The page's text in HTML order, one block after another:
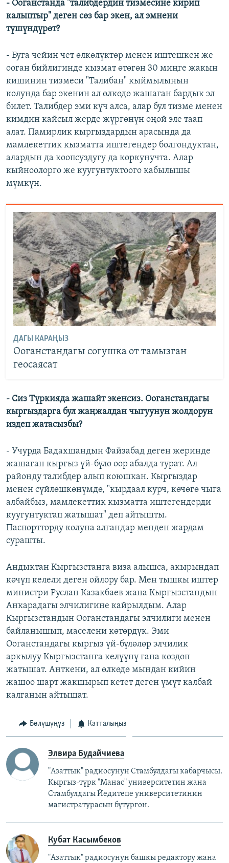
- Ооганстанда "талибдердин тизмесине кирип
калыптыр" деген сөз бар экен, ал эмнени
түшүндүрөт?
- Буга чейин чет өлкөлүктөр менен иштешкен же
ооган бийлигинде кызмат өтөгөн 30 миңге жакын
кишинин тизмеси "Талибан" кыймылынын
колунда бар экенин ал өлкөдө жашаган бардык эл
билет. Талибдер эми күч алса, алар бул тизме менен
кимдин кайсыл жерде жүргөнүн оңой эле таап
алат. Памирлик кыргыздардын арасында да
мамлекеттик кызматта иштегендер болгондуктан,
алардын да коопсуздугу да коркунучта. Алар
кыйноолорго же куугунтуктоого кабылышы
мүмкүн.
ДАГЫ КАРАҢЫЗ
Ооганстандагы согушка от тамызган
геосаясат
- Сиз Түркияда жашайт экенсиз. Ооганстандагы
кыргыздарга бул жаңжалдан чыгуунун жолдорун
издеп жатасызбы?
- Учурда Бадахшандын Файзабад деген жеринде
жашаган кыргыз үй-бүлө оор абалда турат. Ал
районду талибдер алып коюшкан. Кыргыздар
менен сүйлөшкөнүмдө, "кырдаал курч, көчөгө чыга
албайбыз, мамлекеттик кызматта иштегендерди
куугунтуктап жатышат" деп айтышты.
Паспортторду колуна алгандар менден жардам
сурашты.
Андыктан Кыргызстанга виза алышса, акырындап
көчүп келели деген ойлору бар. Мен тышкы иштер
министри Руслан Казакбаев жана Кыргызстандын
Анкарадагы элчилигине кайрылдым. Алар
Кыргызстандын Ооганстандагы элчилиги менен
байланышып, маселени көтөрдүк. Эми
Ооганстандагы кыргыз үй-бүлөлөр элчилик
аркылуу Кыргызстанга келүүнү гана көздөп
жатышат. Анткени, ал өлкөдө мындан кийин
жашоо шарт жакшырып кетет деген үмүт калбай
калганын айтышат.
Бөлүшүңүз Катталыңыз
Элвира Будайчиева
"Азаттык" радиосунун Стамбулдагы кабарчысы.
Кыргыз-түрк "Манас" университетин жана
Стамбулдагы Йедитепе университетинин
магистратурасын бүтүргөн.
Кубат Касымбеков
"Азаттык" радиосунун башкы редактору жана